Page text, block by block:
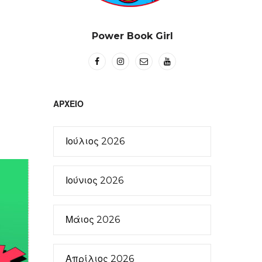
Power Book Girl
ΑΡΧΕΊΟ
Ιούλιος 2026
Ιούνιος 2026
Μάιος 2026
Απρίλιος 2026